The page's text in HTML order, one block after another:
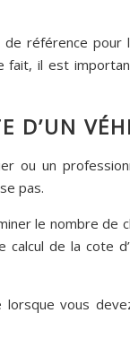
de référence
il est
D’UN
ou un
pas.
le nombre
de la cote
vous